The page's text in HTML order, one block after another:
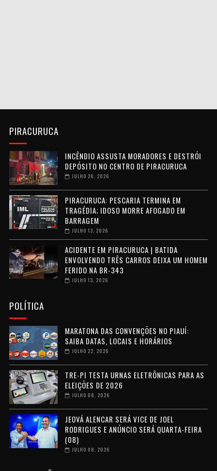
PIRACURUCA
INCÊNDIO ASSUSTA MORADORES E DESTRÓI
DEPÓSITO NO CENTRO DE PIRACURUCA
JULHO 28, 2026
PIRACURUCA: PESCARIA TERMINA EM
TRAGÉDIA; IDOSO MORRE AFOGADO EM
BARRAGEM
JULHO 13, 2026
ACIDENTE EM PIRACURUCA | BATIDA
ENVOLVENDO TRÊS CARROS DEIXA UM HOMEM
FERIDO NA BR-343
JULHO 13, 2026
POLÍTICA
MARATONA DAS CONVENÇÕES NO PIAUÍ:
SAIBA DATAS, LOCAIS E HORÁRIOS
JULHO 22, 2026
TRE-PI TESTA URNAS ELETRÔNICAS PARA AS
ELEIÇÕES DE 2026
JULHO 08, 2026
JEOVÁ ALENCAR SERÁ VICE DE JOEL
RODRIGUES E ANÚNCIO SERÁ QUARTA-FEIRA
(08)
JULHO 08, 2026